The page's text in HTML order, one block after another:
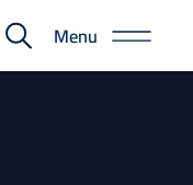
E- Menu